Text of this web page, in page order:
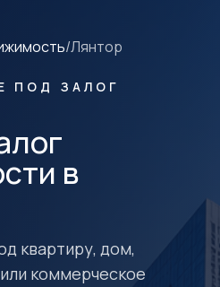
/Лянтор
ПОД ЗАЛОГ
в
квартиру, дом,
коммерческое